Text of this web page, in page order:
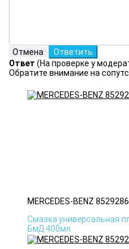
Ответ (На проверке у
Обратите внимание на
MERCEDES-BENZ
Смазка универсальная
БмД 400мл